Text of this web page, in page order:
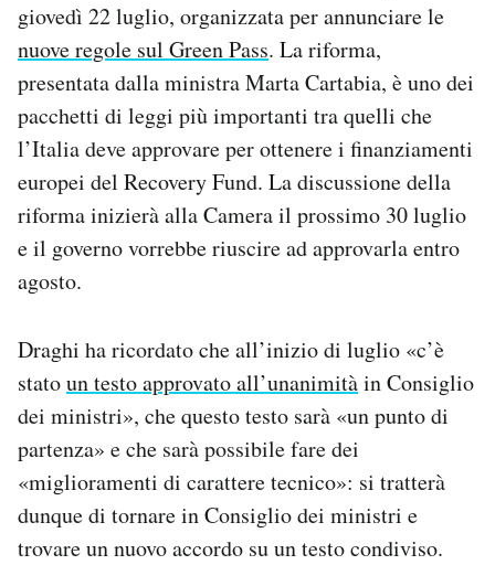
CALENDARIO
AREA PERSONALE
Area Personale
Newsletter
Notifiche mobile
Regala il Post
Hai bisogno di aiuto?
giovedì 22 luglio, organizzata per annunciare le
nuove regole sul Green Pass. La riforma,
presentata dalla ministra Marta Cartabia, è uno dei
pacchetti di leggi più importanti tra quelli che
l’Italia deve approvare per ottenere i finanziamenti
europei del Recovery Fund. La discussione della
riforma inizierà alla Camera il prossimo 30 luglio
e il governo vorrebbe riuscire ad approvarla entro
agosto.
Draghi ha ricordato che all’inizio di luglio «c’è
statoun testo approvato all’unanimitàin Consiglio
dei ministri», che questo testo sarà «un punto di
partenza» e che sarà possibile fare dei
«miglioramenti di carattere tecnico»: si tratterà
dunque di tornare in Consiglio dei ministri e
trovare un nuovo accordo su un testo condiviso.